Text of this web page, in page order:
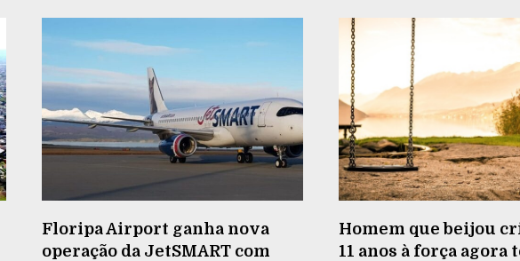
Floripa Airport ganha nova
operação da JetSMART com
Homem que beijou
11 anos à força agora